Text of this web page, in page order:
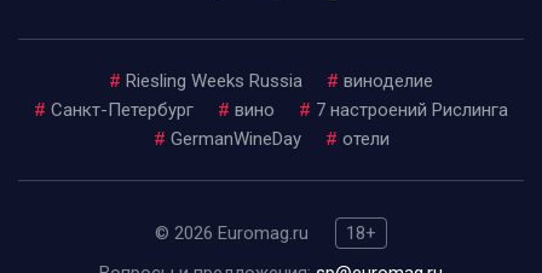
# Riesling Weeks Russia # виноделие
# Санкт-Петербург # вино # 7 настроений Рислинга
# GermanWineDay # отели
© 2026 Euromag.ru
18+